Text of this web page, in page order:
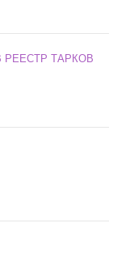
РЕЕСТР ТАРКОВ